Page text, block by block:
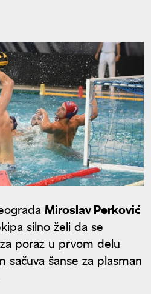
Miroslav Perković
silno želi da se
poraz u prvom delu
sačuva šanse za plasman